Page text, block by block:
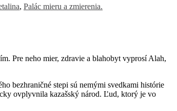
, Palác mieru a zmierenia.
Pre neho mier, zdravie a blahobyt vyprosí Alah,
bezhraničné stepi sú nemými svedkami histórie
ovplyvnila kazašský národ. Ľud, ktorý je vo